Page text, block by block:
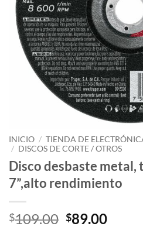
INICIO / TIENDA DE
/ DISCOS DE CORTE / OTROS
Disco desbaste
7”,alto rendimiento
$109.00 Original
$89.00